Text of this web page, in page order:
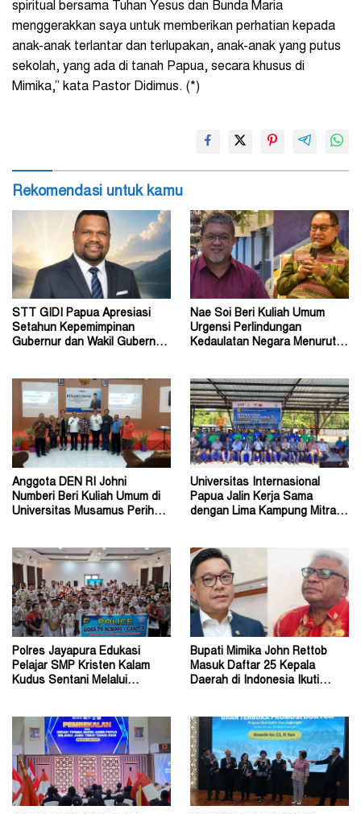
spiritual bersama Tuhan Yesus dan Bunda Maria
menggerakkan saya untuk memberikan perhatian kepada
anak-anak terlantar dan terlupakan, anak-anak yang putus
sekolah, yang ada di tanah Papua, secara khusus di
Mimika,” kata Pastor Didimus. (*)
Rekomendasi untuk kamu
STT GIDI Papua Apresiasi
Setahun Kepemimpinan
Gubernur dan Wakil Gubernur
Nae Soi Beri Kuliah Umum
Urgensi Perlindungan
Kedaulatan Negara Menurut
Anggota DEN RI Johni
Numberi Beri Kuliah Umum di
Universitas Musamus Perihal
Universitas Internasional
Papua Jalin Kerja Sama
dengan Lima Kampung Mitra di
Polres Jayapura Edukasi
Pelajar SMP Kristen Kalam
Kudus Sentani Melalui
Bupati Mimika John Rettob
Masuk Daftar 25 Kepala
Daerah di Indonesia Ikuti